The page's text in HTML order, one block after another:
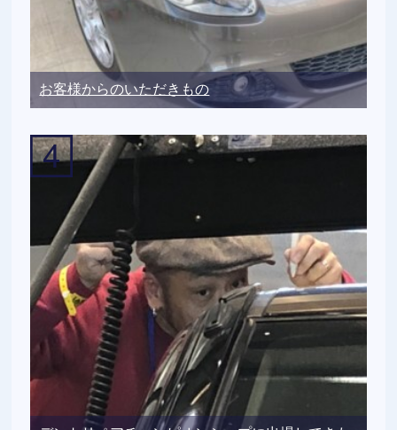
お客様からのいただきもの